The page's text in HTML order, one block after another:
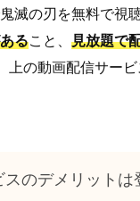
滅の刃を無料で視
ること、 見放題で
上の動画配信サー
のデメリットは